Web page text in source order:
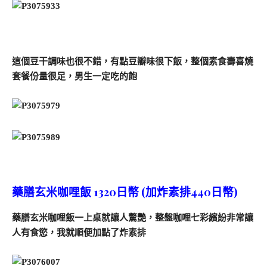
這個豆干調味也很不錯，有點豆瓣味很下飯，整個素食壽喜燒
套餐份量很足，男生一定吃的飽
藥膳玄米咖哩飯 1320日幣 (加炸素排440日幣)
藥膳玄米咖哩飯一上桌就讓人驚艷，整盤咖哩七彩繽紛非常讓
人有食慾，我就順便加點了炸素排